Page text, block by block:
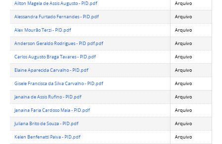
Ailton Magela de Assis Augusto - PID.pdf Arquivo
Alessandra Furtado Fernandes - PID.pdf Arquivo
Alex Mourão Terzi - PID.pdf Arquivo
Anderson Geraldo Rodrigues - PID pdf.pdf Arquivo
Carlos Augusto Braga Tavares - PID.pdf Arquivo
Elaine Aparecida Carvalho - PID.pdf Arquivo
Gisele Francisca da Silva Carvalho - PID.pdf Arquivo
Janaína de Assis Rufino - PID.pdf Arquivo
Janaina Faria Cardoso Maia - PID.pdf Arquivo
Juliana Brito de Souza - PID.pdf Arquivo
Kelen Benfenatti Paiva - PID.pdf Arquivo